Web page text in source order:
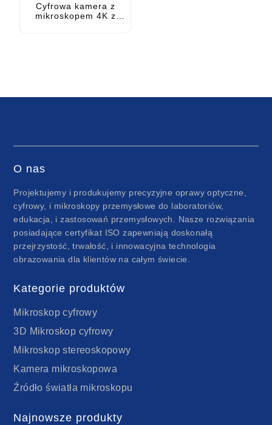
Cyfrowa kamera z
mikroskopem 4K z
O nas
Projektujemy i produkujemy precyzyjne oprawy optyczne,
cyfrowy, i mikroskopy przemysłowe do laboratoriów,
edukacja, i zastosowań przemysłowych. Nasze rozwiązania
posiadające certyfikat ISO zapewniają doskonałą
przejrzystość, trwałość, i innowacyjna technologia
obrazowania dla klientów na całym świecie.
Kategorie produktów
Mikroskop cyfrowy
3D Mikroskop cyfrowy
Mikroskop stereoskopowy
Kamera mikroskopowa
Źródło światła mikroskopu
Najnowsze produkty